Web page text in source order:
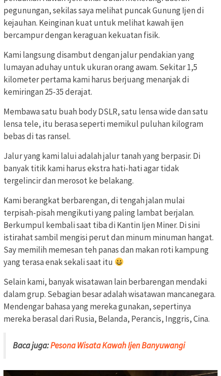
pegunungan, sekilas saya melihat puncak Gunung Ijen di
kejauhan. Keinginan kuat untuk melihat kawah ijen
bercampur dengan keraguan kekuatan fisik.
Kami langsung disambut dengan jalur pendakian yang
lumayan aduhay untuk ukuran orang awam. Sekitar 1,5
kilometer pertama kami harus berjuang menanjak di
kemiringan 25-35 derajat.
Membawa satu buah body DSLR, satu lensa wide dan satu
lensa tele, itu berasa seperti memikul puluhan kilogram
bebas di tas ransel.
Jalur yang kami lalui adalah jalur tanah yang berpasir. Di
banyak titik kami harus ekstra hati-hati agar tidak
tergelincir dan merosot ke belakang.
Kami berangkat berbarengan, di tengah jalan mulai
terpisah-pisah mengikuti yang paling lambat berjalan.
Berkumpul kembali saat tiba di Kantin Ijen Miner. Di sini
istirahat sambil mengisi perut dan minum minuman hangat.
Say memilih memesan teh panas dan makan roti kampung
yang terasa enak sekali saat itu
Selain kami, banyak wisatawan lain berbarengan mendaki
dalam grup. Sebagian besar adalah wisatawan mancanegara.
Mendengar bahasa yang mereka gunakan, sepertinya
mereka berasal dari Rusia, Belanda, Perancis, Inggris, Cina.
Baca juga:Pesona Wisata Kawah Ijen Banyuwangi